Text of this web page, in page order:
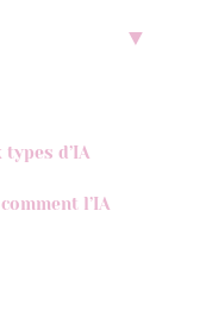
d’IA
l’IA